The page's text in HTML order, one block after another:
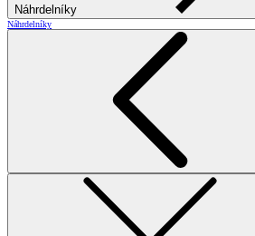
Náhrdelníky
Náhrdelníky